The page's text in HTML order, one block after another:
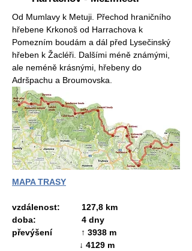
Od Mumlavy k Metuji. Přechod hraničního
hřebene Krkonoš od Harrachova k
Pomezním boudám a dál před Lysečinský
hřeben k Žacléři. Dalšími méně známými,
ale neméně krásnými, hřebeny do
Adršpachu a Broumovska.
MAPA TRASY
vzdálenost: 127,8 km
doba: 4 dny
převýšení ↑ 3938 m
↓ 4129 m